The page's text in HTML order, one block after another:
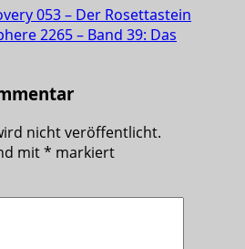
053 – Der Rosettastein
2265 – Band 39: Das
nicht veröffentlicht.
mit* markiert